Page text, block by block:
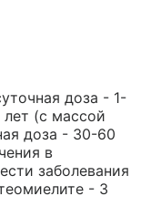
доза - 1-
лет (с массой
доза - 30-60
в
заболевания
- 3